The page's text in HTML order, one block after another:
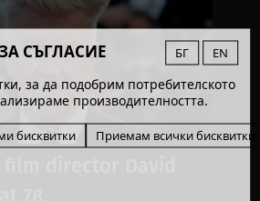
СЪГЛАСИЕ БГ EN
за да подобрим потребителското
производителността.
бисквитки Приемам всички бисквитки